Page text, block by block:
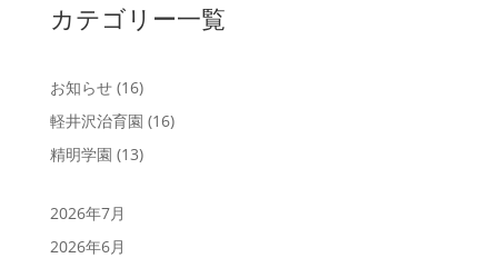
カテゴリー一覧
お知らせ(16)
軽井沢治育園 (16)
精明学園 (13)
2026年7月
2026年6月